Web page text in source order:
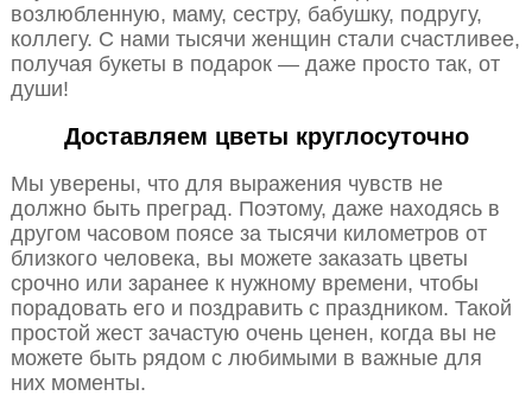
возлюбленную, маму, сестру, бабушку, подругу,
коллегу. С нами тысячи женщин стали счастливее,
получая букеты в подарок — даже просто так, от
души!
Доставляем цветы круглосуточно
Мы уверены, что для выражения чувств не
должно быть преград. Поэтому, даже находясь в
другом часовом поясе за тысячи километров от
близкого человека, вы можете заказать цветы
срочно или заранее к нужному времени, чтобы
порадовать его и поздравить с праздником. Такой
простой жест зачастую очень ценен, когда вы не
можете быть рядом с любимыми в важные для
них моменты.